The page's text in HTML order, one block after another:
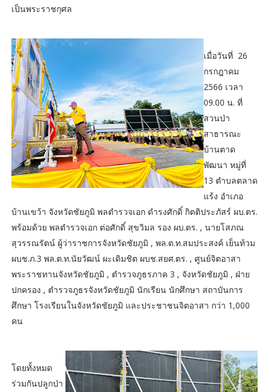
เป็นพระราชกุศล
เมื่อวันที่ 26
กรกฎาคม
2566 เวลา
09.00 น. ที่
สวนป่า
สาธารณะ
บ้านตาด
พัฒนา หมู่ที่
13 ตำบลตลาด
แร้ง อำเภอ
บ้านเขว้า จังหวัดชัยภูมิ พลตำรวจเอก ดำรงศักดิ์ กิตติประภัสร์ ผบ.ตร.
พร้อมด้วย พลตำรวจเอก ต่อศักดิ์ สุขวิมล รอง ผบ.ตร. , นายโสภณ
สุวรรณรัตน์ ผู้ว่าราชการจังหวัดชัยภูมิ , พล.ต.ท.สมประสงค์ เย็นท้วม
ผบช.ภ.3 พล.ต.ท.นัยวัฒน์ ผะเดิมชิต ผบช.สยศ.ตร. , ศูนย์จิตอาสา
พระราชทานจังหวัดชัยภูมิ , ตำรวจภูธรภาค 3 , จังหวัดชัยภูมิ , ฝ่าย
ปกครอง , ตำรวจภูธรจังหวัดชัยภูมิ นักเรียน นักศึกษา สถาบันการ
ศึกษา โรงเรียนในจังหวัดชัยภูมิ และประชาชนจิตอาสา กว่า 1,000
คน
โดยทั้งหมด
ร่วมกันปลูกป่า